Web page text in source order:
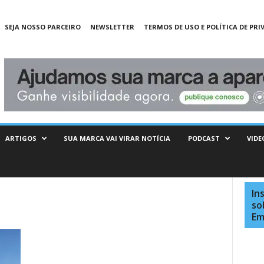
SEJA NOSSO PARCEIRO NEWSLETTER TERMOS DE USO E POLÍTICA DE
ARTIGOS SUA MARCA VAI VIRAR NOTÍCIA PODCAST